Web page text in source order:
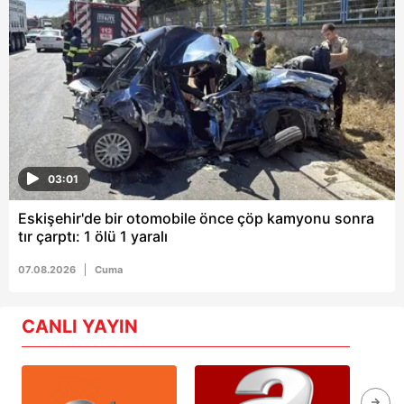
03:01
Eskişehir'de bir otomobile önce çöp kamyonu sonra
tır çarptı: 1 ölü 1 yaralı
07.08.2026 Cuma
CANLI YAYIN